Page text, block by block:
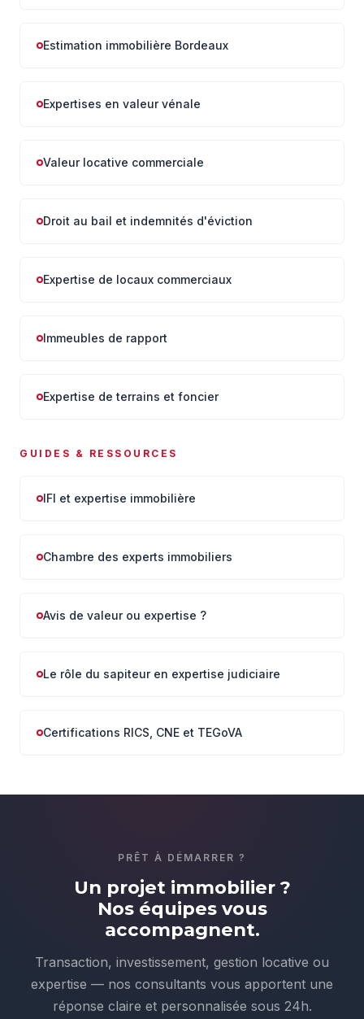
Estimation immobilière Bordeaux
Expertises en valeur vénale
Valeur locative commerciale
Droit au bail et indemnités d'éviction
Expertise de locaux commerciaux
Immeubles de rapport
Expertise de terrains et foncier
GUIDES & RESSOURCES
IFI et expertise immobilière
Chambre des experts immobiliers
Avis de valeur ou expertise ?
Le rôle du sapiteur en expertise judiciaire
Certifications RICS, CNE et TEGoVA
PRÊT À DÉMARRER ?
Un projet immobilier ?
Nos équipes vous
accompagnent.
Transaction, investissement, gestion locative ou
expertise — nos consultants vous apportent une
réponse claire et personnalisée sous 24h.